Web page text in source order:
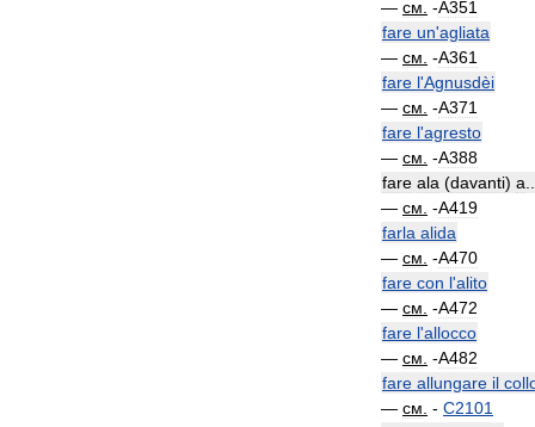
— см -A351
fare un'agliata
— см -A361
fare l'Agnusdèi
— см -A371
fare l'agresto
— см -A388
fare ala (davanti) a
— см -A419
farla alida
— см -A470
fare con l'alito
— см -A472
fare l'allocco
— см -A482
fare allungare il
— см - C2101